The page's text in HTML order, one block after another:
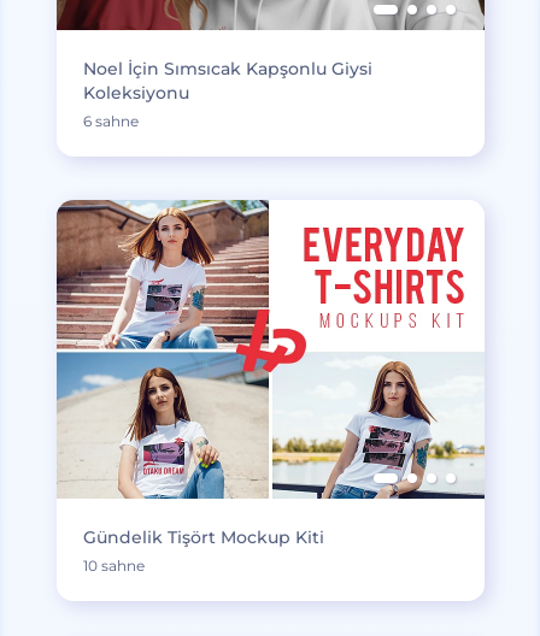
Noel İçin Sımsıcak Kapşonlu Giysi
Koleksiyonu
6 sahne
Gündelik Tişört Mockup Kiti
10 sahne